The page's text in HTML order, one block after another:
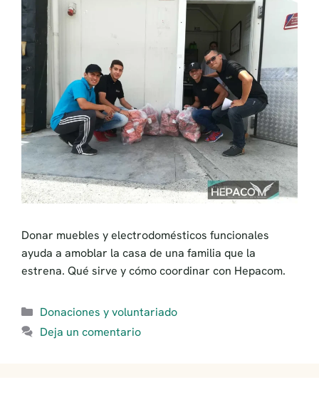
Donar muebles y electrodomésticos funcionales
ayuda a amoblar la casa de una familia que la
estrena. Qué sirve y cómo coordinar con Hepacom.
Categorías
Donaciones y voluntariado
Deja un comentario